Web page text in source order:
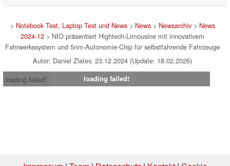
> Notebook Test, Laptop Test und News> News> Newsarchiv> News
2024-12 > NIO präsentiert Hightech-Limousine mit innovativem
Fahrwerkssystem und 5nm-Autonomie-Chip für selbstfahrende Fahrzeuge
Autor: Daniel Zlatev, 23.12.2024 (Update: 18.02.2026)
loading failed!
loading failed!